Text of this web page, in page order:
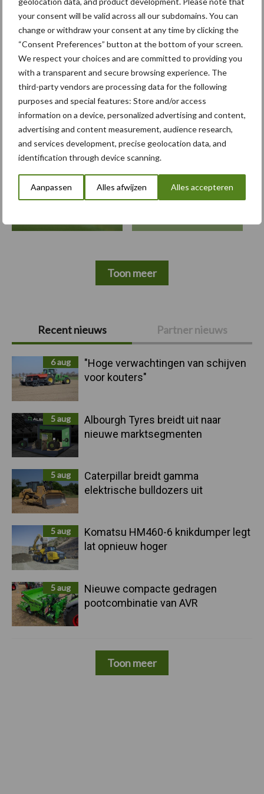
your consent will be valid across all our subdomains. You can
change or withdraw your consent at any time by clicking the
“Consent Preferences” button at the bottom of your screen.
We respect your choices and are committed to providing you
with a transparent and secure browsing experience. The
third-party vendors are processing data for the following
purposes and special features: Store and/or access
information on a device, personalized advertising and content,
advertising and content measurement, audience research,
and services development, precise geolocation data, and
identification through device scanning.
Aanpassen Alles afwijzen Alles accepteren
Primaire
Sidebar
Recent nieuws Partner nieuws
6 aug
"Hoge verwachtingen van schijven
voor kouters"
5 aug
Albourgh Tyres breidt uit naar
nieuwe marktsegmenten
5 aug
Caterpillar breidt gamma
elektrische bulldozers uit
5 aug
Komatsu HM460-6 knikdumper legt
lat opnieuw hoger
5 aug
Nieuwe compacte gedragen
pootcombinatie van AVR
Toon meer
John Deere vergroot
capaciteit 500R-veldspuiten
met nieuw 6.000 liter model
Themapagina's
Bemesting Gewas & ruwvoer Loonwerk
Beregening /
Hakselen
Toon meer